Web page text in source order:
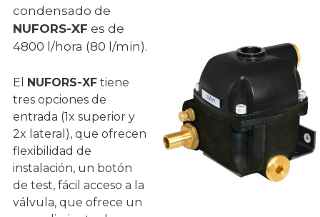
condensado de
NUFORS-XF es de
4800 l/hora (80 l/min).
El NUFORS-XFtiene
tres opciones de
entrada (1x superior y
2x lateral), que ofrecen
flexibilidad de
instalación, un botón
de test, fácil acceso a la
válvula, que ofrece un